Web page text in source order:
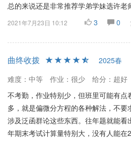
总的来说还是非常推荐学弟学妹选许老
2021年7月23日 10:12 3 0
曲终收拨
2025春
难度：中等
作业：很少 给分：超好
不考勤，作业特别少，但班里可能有点
多，就是偏微分方程的各种解法，不
涉及泛函群论这些东西。往年题就能看
年期末考试计算量特别大，没有人能在